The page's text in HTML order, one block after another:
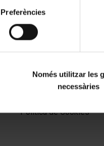
Preferències
Només utilitzar les
necessàries
art i
Jornada
Política de Cookies